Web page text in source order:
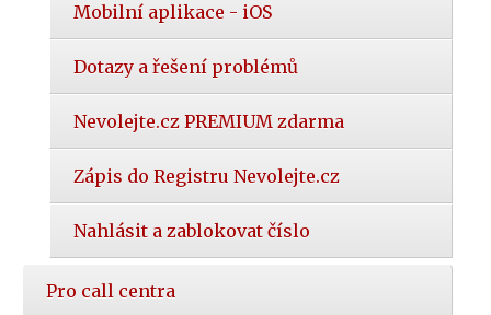
Mobilní aplikace - iOS
Dotazy a řešení problémů
Nevolejte.cz PREMIUM zdarma
Zápis do Registru Nevolejte.cz
Nahlásit a zablokovat číslo
Pro call centra